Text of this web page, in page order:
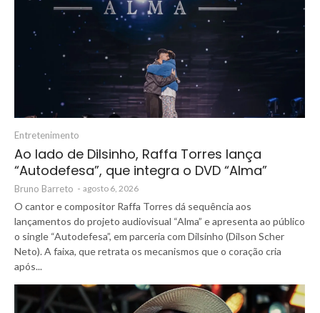
Entretenimento
Ao lado de Dilsinho, Raffa Torres lança
“Autodefesa”, que integra o DVD “Alma”
Bruno Barreto - agosto 6, 2026
O cantor e compositor Raffa Torres dá sequência aos
lançamentos do projeto audiovisual “Alma” e apresenta ao público
o single “Autodefesa”, em parceria com Dilsinho (Dilson Scher
Neto). A faixa, que retrata os mecanismos que o coração cria
após...